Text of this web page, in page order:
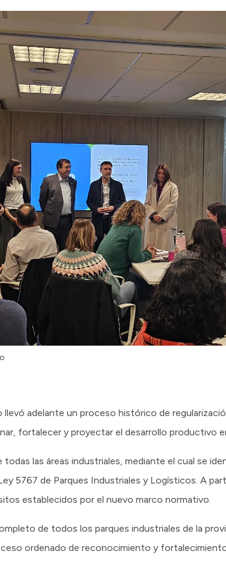
adelante un proceso histórico de
fortalecer y proyectar el desarrollo productivo
las áreas industriales, mediante el cual se
5767 de Parques Industriales y Logísticos. A
establecidos por el nuevo marco normativo.
de todos los parques industriales de la
ordenado de reconocimiento y